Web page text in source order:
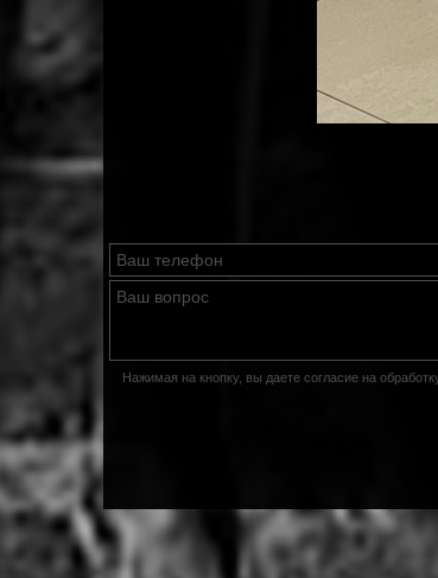
Нажимая на кнопку, вы даете согласие на